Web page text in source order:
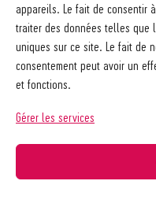
appareils. Le fait de consentir
traiter des données telles que
uniques sur ce site. Le fait de
consentement peut avoir un
et fonctions.
Gérer les services
Formulaire de demande
Formulaire de demande